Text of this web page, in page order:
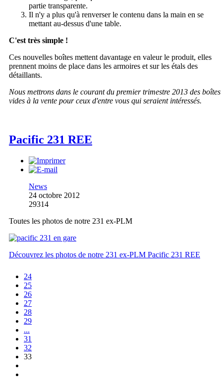
partie transparente.
Il n'y a plus qu'à renverser le contenu dans la main en se
mettant au-dessus d'une table.
C'est très simple !
Ces nouvelles boîtes mettent davantage en valeur le produit, elles
prennent moins de place dans les armoires et sur les étals des
détaillants.
Nous mettrons dans le courant du premier trimestre 2013 des boîtes
vides à la vente pour ceux d'entre vous qui seraient intéressés.
Pacific 231 REE
News
24 octobre 2012
29314
Toutes les photos de notre 231 ex-PLM
Découvrez les photos de notre 231 ex-PLM Pacific 231 REE
24
25
26
27
28
29
...
31
32
33